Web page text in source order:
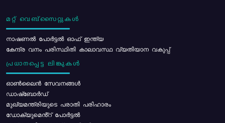
മറ്റ് വെബ്സൈറ്റുകൾ
നാഷണൽ പോർട്ടൽ ഓഫ് ഇന്ത്യ
കേന്ദ്ര വനം പരിസ്ഥിതി കാലാവസ്ഥ വ്യതിയാന വകുപ്പ്
പ്രധാനപ്പെട്ട ലിങ്കുകൾ
ഓൺലൈൻ സേവനങ്ങൾ
ഡാഷ്ബോർഡ്
മുഖ്യമന്ത്രിയുടെ പരാതി പരിഹാരം
ഡോക്യുമെൻ്റ് പോർട്ടൽ